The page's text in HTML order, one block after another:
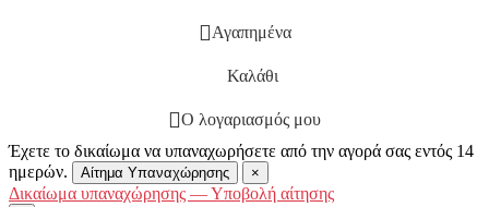
Αγαπημένα
Καλάθι
Ο λογαριασμός μου
Έχετε το δικαίωμα να υπαναχωρήσετε από την αγορά σας εντός 14
ημερών.
Αίτημα Υπαναχώρησης ×
Δικαίωμα υπαναχώρησης — Υποβολή αίτησης